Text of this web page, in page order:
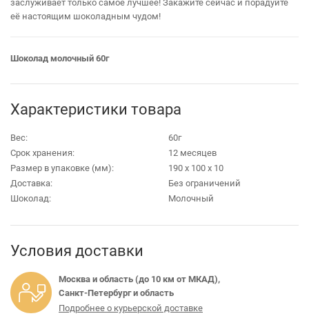
её настоящим шоколадным чудом!
Шоколад молочный 60г
Характеристики товара
Вес:
60г
Срок хранения:
12 месяцев
Размер в упаковке (мм):
190 х 100 х 10
Доставка:
Без ограничений
Шоколад:
Молочный
Условия доставки
Москва и область (до 10 км от МКАД),
Санкт-Петербург и область
Подробнее о курьерской доставке